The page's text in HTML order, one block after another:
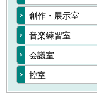
創作・展示室
音楽練習室
会議室
控室